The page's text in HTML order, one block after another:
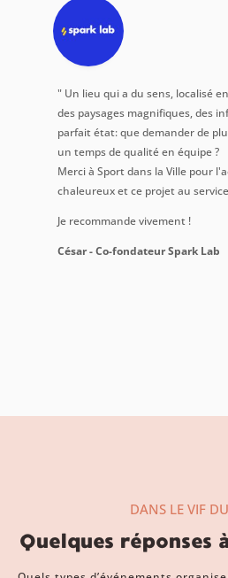
" Un lieu qui a du sens, localisé
des paysages magnifiques, des
parfait état: que demander de
un temps de qualité en équipe ?
Merci à Sport dans la Ville pour
chaleureux et ce projet au
Je recommande vivement !
César - Co-fondateur Spark Lab
DANS LE VIF
Quelques réponses